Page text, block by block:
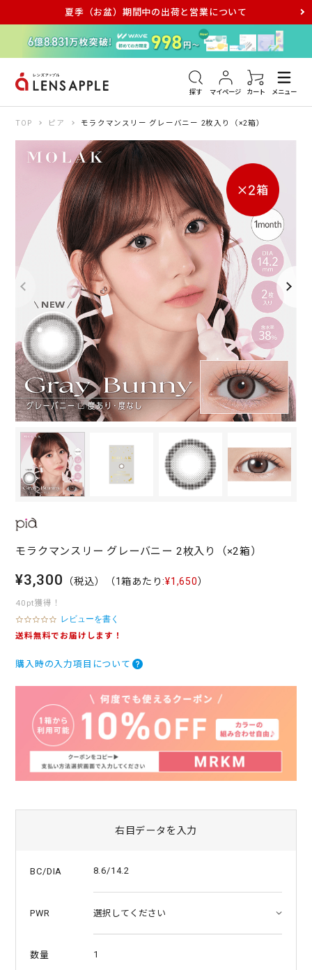
夏季（お盆）期間中の出荷と営業について
探す マイページ カート メニュー
アキュビュー メダリスト メガネ
TOP ピア モラクマンスリー グレーバニー 2枚入り（×2箱）
モラクマンスリー グレーバニー 2枚入り（×2箱）
¥3,300 （税込） （1箱あたり:¥1,650）
40pt獲得！
0
.
t
r
t
n
g
レビューを書く
送料無料でお届けします！
購入時の入力項目について
右目データを入力
BC/DIA 8.6/14.2
PWR
数量 1